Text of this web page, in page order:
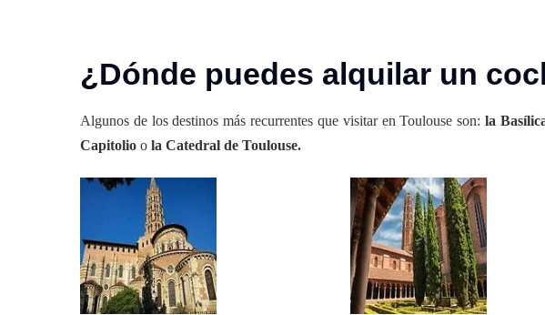
¿Dónde puedes alquilar un
Algunos de los destinos más recurrentes que visitar en Toulouse son:la
Capitolio o la Catedral de Toulouse.